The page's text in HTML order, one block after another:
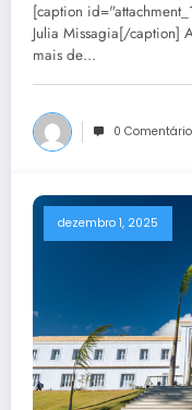
[caption
Julia Missagia[/caption]
mais de…
0
dezembro 1, 2025